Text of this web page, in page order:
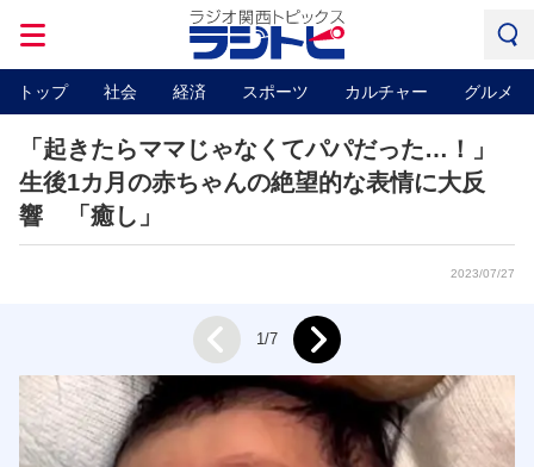
トップ 社会 経済 スポーツ カルチャー グルメ
「起きたらママじゃなくてパパだった…！」
生後1カ月の赤ちゃんの絶望的な表情に大反
響 「癒し」
2023/07/27
Prev 1/7 Next